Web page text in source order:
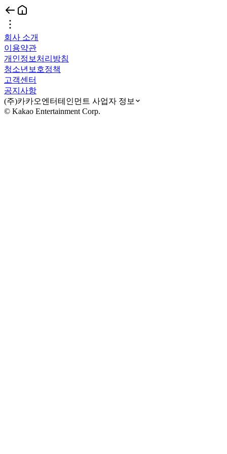
회사 소개
이용약관
개인정보처리방침
청소년보호정책
고객센터
공지사항
(주)카카오엔터테인먼트 사업자 정보
© Kakao Entertainment Corp.